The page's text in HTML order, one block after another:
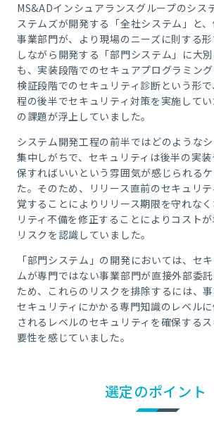
MS&ADインシュアランスグループのシス
ステムズが開発する「全社システム」と
事業部門が、より現場のニーズに則する
しながら開発する「部門システム」に大
も、実装段階でのセキュアプログラミン
検証段階でのセキュリティ診断という形
程の後半でセキュリティ対策を実施して
の課題が浮上していました。
システム開発工程の前半ではどのような
集中しがちで、セキュリティは後半の実
保すればいいという雰囲気が感じられる
た。そのため、リリース直前のセキュリ
覚することによりリリース期限を守れな
リティ不備を修正することによりコスト
リスクを認識していました。
「部門システム」の開発においては、セ
ムが専門ではない事業部門が直接外部委
ため、これらのリスクを排除するには、
セキュリティにかかる専門知識のレベル
されるレベルのセキュリティを確保する
要性を感じていました。
選定のポイント